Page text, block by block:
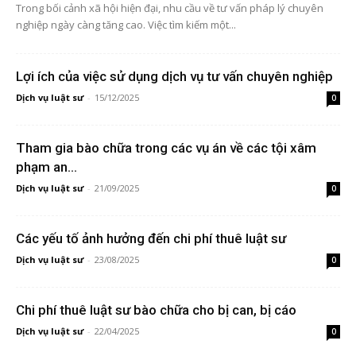
Trong bối cảnh xã hội hiện đại, nhu cầu về tư vấn pháp lý chuyên
nghiệp ngày càng tăng cao. Việc tìm kiếm một...
Lợi ích của việc sử dụng dịch vụ tư vấn chuyên nghiệp
Dịch vụ luật sư - 15/12/2025 0
Tham gia bào chữa trong các vụ án về các tội xâm
phạm an...
Dịch vụ luật sư - 21/09/2025 0
Các yếu tố ảnh hưởng đến chi phí thuê luật sư
Dịch vụ luật sư - 23/08/2025 0
Chi phí thuê luật sư bào chữa cho bị can, bị cáo
Dịch vụ luật sư - 22/04/2025 0